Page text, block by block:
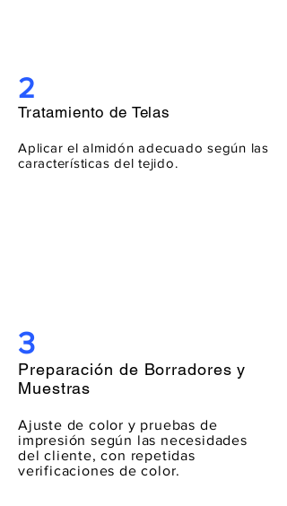
2
Tratamiento de Telas
Aplicar el almidón adecuado según las
características del tejido.
3
Preparación de Borradores y
Muestras
Ajuste de color y pruebas de
impresión según las necesidades
del cliente, con repetidas
verificaciones de color.